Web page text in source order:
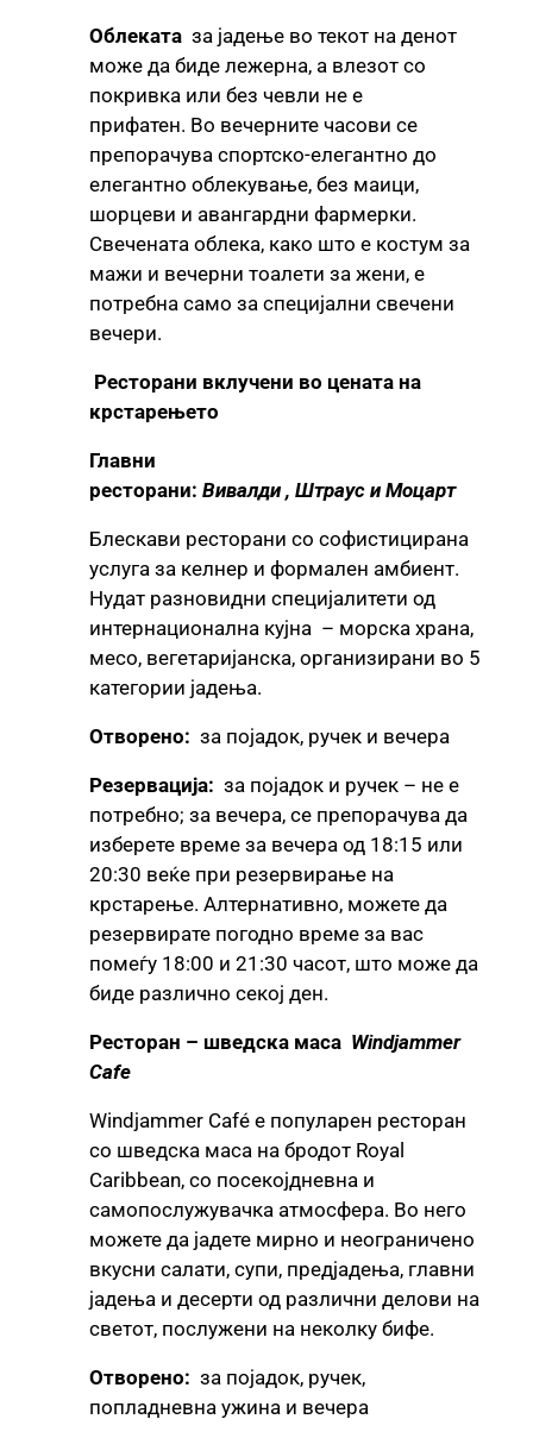
Облеката за јадење во текот на денот
може да биде лежерна, а влезот со
покривка или без чевли не е
прифатен. Во вечерните часови се
препорачува спортско-елегантно до
елегантно облекување, без маици,
шорцеви и авангардни фармерки.
Свечената облека, како што е костум за
мажи и вечерни тоалети за жени, е
потребна само за специјални свечени
вечери.
Ресторани вклучени во цената на
крстарењето
Главни
ресторани: Вивалди , Штраус и Моцарт
Блескави ресторани со софистицирана
услуга за келнер и формален амбиент.
Нудат разновидни специјалитети од
интернационална кујна – морска храна,
месо, вегетаријанска, организирани во 5
категории јадења.
Отворено: за појадок, ручек и вечера
Резервација: за појадок и ручек – не е
потребно; за вечера, се препорачува да
изберете време за вечера од 18:15 или
20:30 веќе при резервирање на
крстарење. Алтернативно, можете да
резервирате погодно време за вас
помеѓу 18:00 и 21:30 часот, што може да
биде различно секој ден.
Ресторан – шведска маса Windjammer
Cafe
Windjammer Café е популарен ресторан
со шведска маса на бродот Royal
Caribbean, со посекојдневна и
самопослужувачка атмосфера. Во него
можете да јадете мирно и неограничено
вкусни салати, супи, предјадења, главни
јадења и десерти од различни делови на
светот, послужени на неколку бифе.
Отворено: за појадок, ручек,
попладневна ужина и вечера